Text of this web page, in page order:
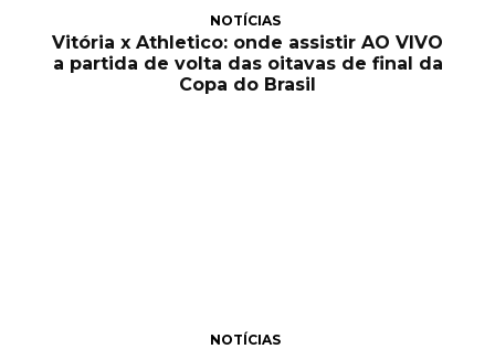
NOTÍCIAS
Vitória x Athletico: onde assistir AO VIVO
a partida de volta das oitavas de final da
Copa do Brasil
NOTÍCIAS